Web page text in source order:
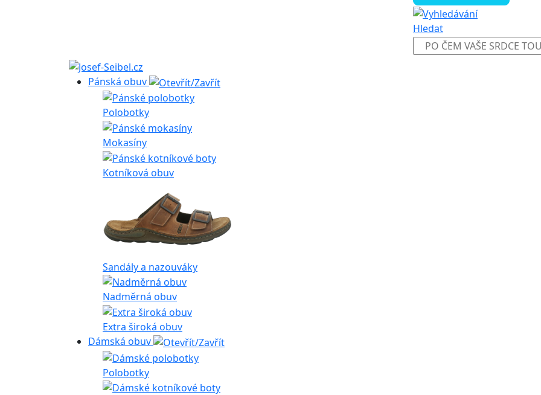
Hledat
Pánská obuv
Polobotky
Mokasíny
Kotníková obuv
Sandály a nazouváky
Nadměrná obuv
Extra široká obuv
Dámská obuv
Polobotky